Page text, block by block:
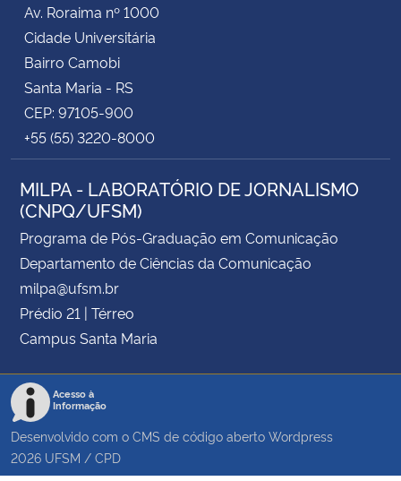
Av. Roraima nº 1000
Cidade Universitária
Bairro Camobi
Santa Maria - RS
CEP: 97105-900
+55 (55) 3220-8000
MILPA - LABORATÓRIO DE JORNALISMO
(CNPQ/UFSM)
Programa de Pós-Graduação em Comunicação
Departamento de Ciências da Comunicação
milpa@ufsm.br
Prédio 21 | Térreo
Campus Santa Maria
Acesso à
Informação
Desenvolvido com o CMS de código aberto Wordpress
2026 UFSM / CPD